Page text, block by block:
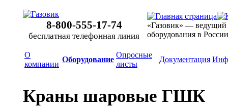
8-800-555-17-74
бесплатная телефонная линия
«Газовик» — ведущий
оборудования в России
О
компании
Оборудование
Опросные
листы
Документация
Краны шаровые ГШК